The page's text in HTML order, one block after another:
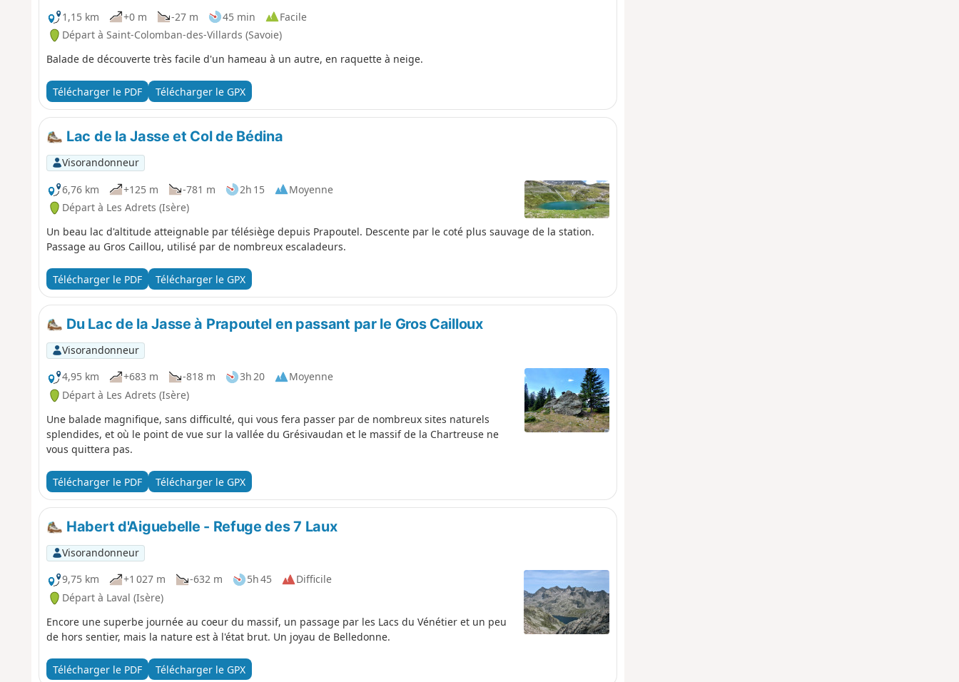
1,15 km
+0 m -27 m 45 min
Facile
Départ à Saint-Colomban-des-Villards (Savoie)
Balade de découverte très facile d'un hameau à un autre, en raquette à neige.
Télécharger le PDF Télécharger le GPX
Lac de la Jasse et Col de Bédina
Visorandonneur
6,76 km
+125 m -781 m 2h 15
Moyenne
Départ à Les Adrets (Isère)
Un beau lac d'altitude atteignable par télésiège depuis Prapoutel. Descente par le coté plus sauvage de la station.
Passage au Gros Caillou, utilisé par de nombreux escaladeurs.
Télécharger le PDF Télécharger le GPX
Du Lac de la Jasse à Prapoutel en passant par le Gros Cailloux
Visorandonneur
4,95 km
+683 m -818 m 3h 20
Moyenne
Départ à Les Adrets (Isère)
Une balade magnifique, sans difficulté, qui vous fera passer par de nombreux sites naturels
splendides, et où le point de vue sur la vallée du Grésivaudan et le massif de la Chartreuse ne
vous quittera pas.
Télécharger le PDF Télécharger le GPX
Habert d'Aiguebelle - Refuge des 7 Laux
Visorandonneur
9,75 km
+1 027 m -632 m 5h 45
Difficile
Départ à Laval (Isère)
Encore une superbe journée au coeur du massif, un passage par les Lacs du Vénétier et un peu
de hors sentier, mais la nature est à l'état brut. Un joyau de Belledonne.
Télécharger le PDF Télécharger le GPX